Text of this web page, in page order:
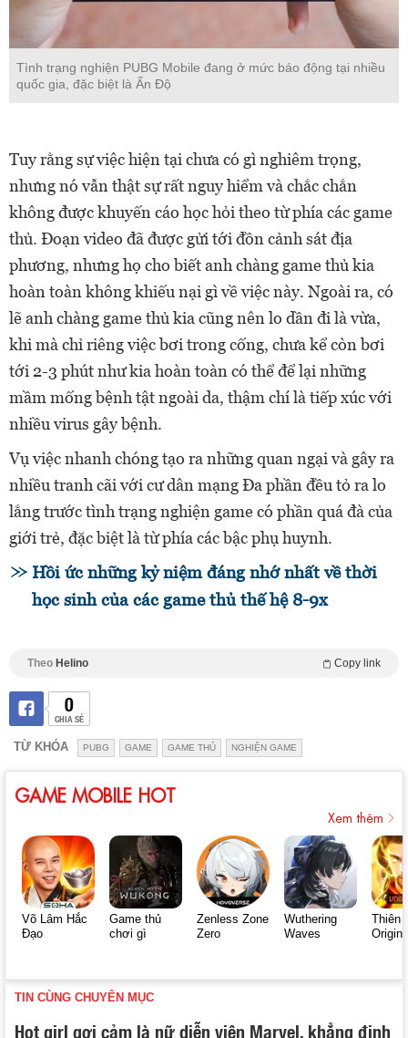
Tình trạng nghiện PUBG Mobile đang ở mức báo động tại nhiều
quốc gia, đặc biệt là Ấn Độ
Tuy rằng sự việc hiện tại chưa có gì nghiêm trọng,
nhưng nó vẫn thật sự rất nguy hiểm và chắc chắn
không được khuyến cáo học hỏi theo từ phía các game
thủ. Đoạn video đã được gửi tới đồn cảnh sát địa
phương, nhưng họ cho biết anh chàng game thủ kia
hoàn toàn không khiếu nại gì về việc này. Ngoài ra, có
lẽ anh chàng game thủ kia cũng nên lo dần đi là vừa,
khi mà chỉ riêng việc bơi trong cống, chưa kể còn bơi
tới 2-3 phút như kia hoàn toàn có thể để lại những
mầm mống bệnh tật ngoài da, thậm chí là tiếp xúc với
nhiều virus gây bệnh.
Vụ việc nhanh chóng tạo ra những quan ngại và gây ra
nhiều tranh cãi với cư dân mạng Đa phần đều tỏ ra lo
lắng trước tình trạng nghiện game có phần quá đà của
giới trẻ, đặc biệt là từ phía các bậc phụ huynh.
Hồi ức những kỷ niệm đáng nhớ nhất về thời
học sinh của các game thủ thế hệ 8-9x
Theo Helino Copy link
0
CHIA SẺ
TỪ KHÓA PUBG GAME GAME THỦ NGHIỆN GAME
GAME MOBILE HOT
Xem thêm
Võ Lâm Hắc
Đạo
Game thủ
chơi gì
Zenless Zone
Zero
Wuthering
Waves
Thiên
Origin
TIN CÙNG CHUYÊN MỤC
Hot girl gợi cảm là nữ diễn viên Marvel, khẳng định